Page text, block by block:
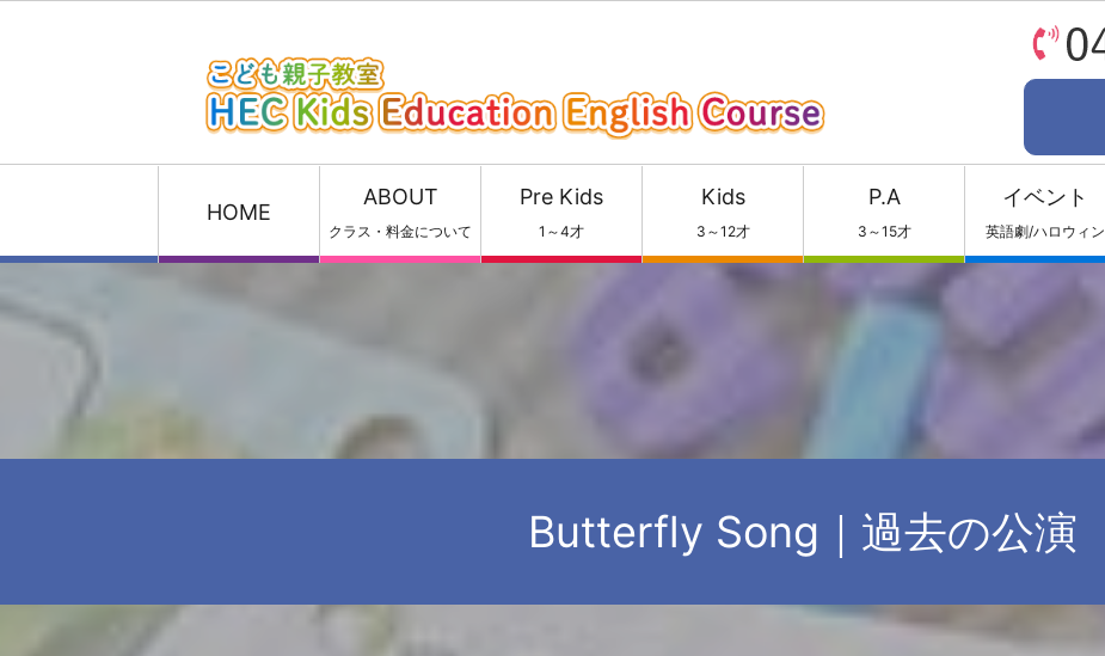
HOME
ABOUT
クラス・料金について
Pre Kids
1～4才
Kids
3～12才
P.A
3～15才
イベント
英語劇/ハロウィン
Butterfly Song｜過去の公演